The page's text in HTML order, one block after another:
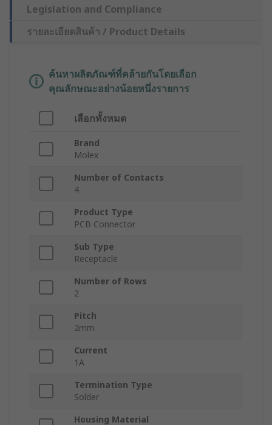
Legislation and Compliance
รายละเอียดสินค้า / Product Details
ค้นหาผลิตภัณฑ์ที่คล้ายกันโดยเลือก
คุณลักษณะอย่างน้อยหนึ่งรายการ
เลือกทั้งหมด
Brand
Molex
Number of Contacts
4
Product Type
PCB Connector
Sub Type
Receptacle
Number of Rows
2
Pitch
2mm
Current
1A
Termination Type
Solder
Housing Material